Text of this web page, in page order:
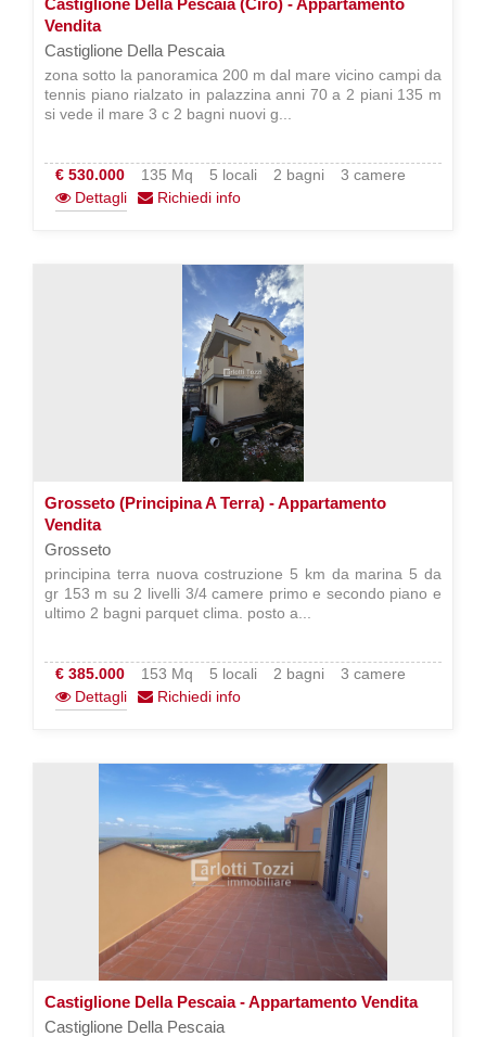
Castiglione Della Pescaia (Ciro) - Appartamento
Vendita
Castiglione Della Pescaia
zona sotto la panoramica 200 m dal mare vicino campi da
tennis piano rialzato in palazzina anni 70 a 2 piani 135 m
si vede il mare 3 c 2 bagni nuovi g...
€ 530.000 135 Mq 5 locali 2 bagni
3 camere
Dettagli
Richiedi info
Grosseto (Principina A Terra) - Appartamento
Vendita
Grosseto
principina terra nuova costruzione 5 km da marina 5 da
gr 153 m su 2 livelli 3/4 camere primo e secondo piano e
ultimo 2 bagni parquet clima. posto a...
€ 385.000 153 Mq 5 locali 2 bagni
3 camere
Dettagli
Richiedi info
Castiglione Della Pescaia - Appartamento Vendita
Castiglione Della Pescaia